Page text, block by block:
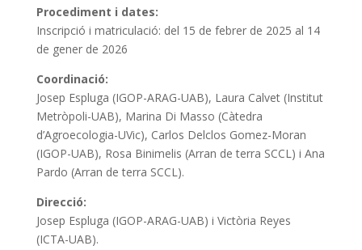
Procediment i dates:
Inscripció i matriculació: del 15 de febrer de 2025 al 14
de gener de 2026
Coordinació:
Josep Espluga (IGOP-ARAG-UAB), Laura Calvet (Institut
Metròpoli-UAB), Marina Di Masso (Càtedra
d’Agroecologia-UVic), Carlos Delclos Gomez-Moran
(IGOP-UAB), Rosa Binimelis (Arran de terra SCCL) i Ana
Pardo (Arran de terra SCCL).
Direcció:
Josep Espluga (IGOP-ARAG-UAB) i Victòria Reyes
(ICTA-UAB).